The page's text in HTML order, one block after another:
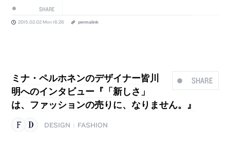
SHARE
2015.02.02 Mon 16:26 permalink
SHARE
ミナ・ペルホネンのデザイナー皆川
明へのインタビュー『「新しさ」
は、ファッションの売りに、なりません。』
DESIGN FASHION